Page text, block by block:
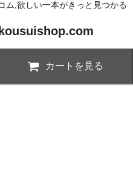
ム,欲しい一本がきっと見つかる
kousuishop.com
カートを見る